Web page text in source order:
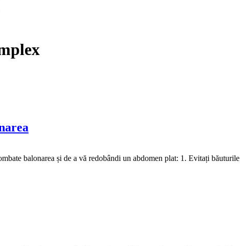
balonarea și de a vă redobândi un abdomen plat: 1. Evitați